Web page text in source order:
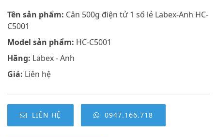
Tên sản phẩm: Cân 500g điện tử 1 số lẻ Labex-Anh HC-
C5001
Model sản phẩm: HC-C5001
Hãng: Labex - Anh
Giá: Liên hệ
LIÊN HỆ 0947.166.718